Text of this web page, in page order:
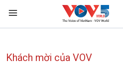
Nhảy đến nội dung
Khách mời của VOV